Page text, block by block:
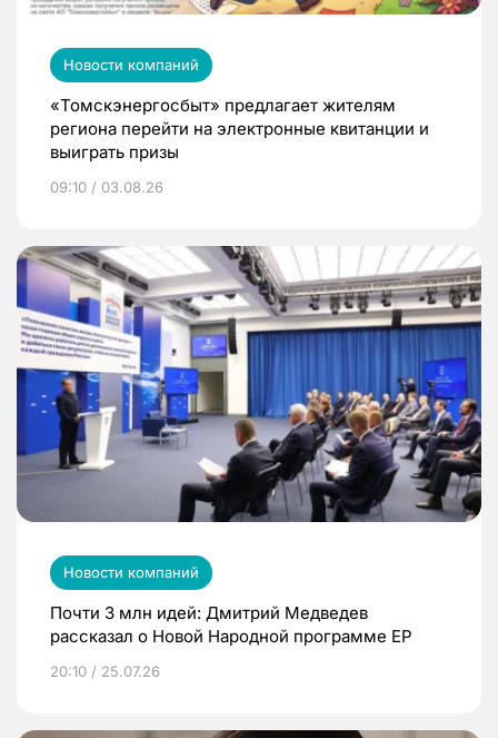
Новости компаний
«Томскэнергосбыт» предлагает жителям
региона перейти на электронные квитанции и
выиграть призы
09:10 / 03.08.26
Новости компаний
Почти 3 млн идей: Дмитрий Медведев
рассказал о Новой Народной программе ЕР
20:10 / 25.07.26